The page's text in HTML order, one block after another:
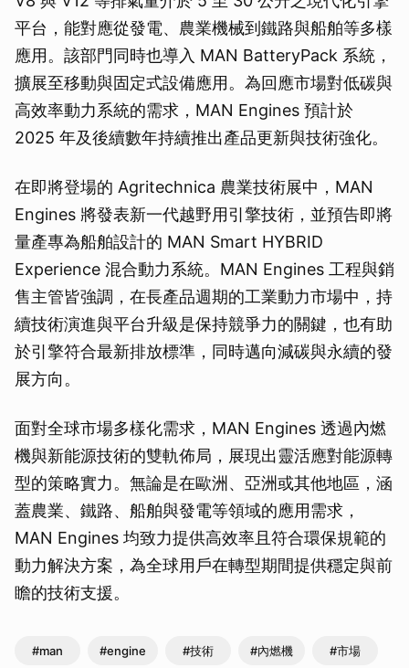
平台，能對應從發電、農業機械到鐵路與船舶等多樣
應用。該部門同時也導入 MAN BatteryPack 系統，
擴展至移動與固定式設備應用。為回應市場對低碳與
高效率動力系統的需求，MAN Engines 預計於
2025 年及後續數年持續推出產品更新與技術強化。
在即將登場的 Agritechnica 農業技術展中，MAN
Engines 將發表新一代越野用引擎技術，並預告即將
量產專為船舶設計的 MAN Smart HYBRID
Experience 混合動力系統。MAN Engines 工程與銷
售主管皆強調，在長產品週期的工業動力市場中，持
續技術演進與平台升級是保持競爭力的關鍵，也有助
於引擎符合最新排放標準，同時邁向減碳與永續的發
展方向。
面對全球市場多樣化需求，MAN Engines 透過內燃
機與新能源技術的雙軌佈局，展現出靈活應對能源轉
型的策略實力。無論是在歐洲、亞洲或其他地區，涵
蓋農業、鐵路、船舶與發電等領域的應用需求，
MAN Engines 均致力提供高效率且符合環保規範的
動力解決方案，為全球用戶在轉型期間提供穩定與前
瞻的技術支援。
#man #engine #技術 #內燃機 #市場